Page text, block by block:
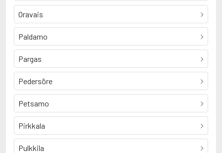
Oravais
Paldamo
Pargas
Pedersöre
Petsamo
Pirkkala
Pulkkila